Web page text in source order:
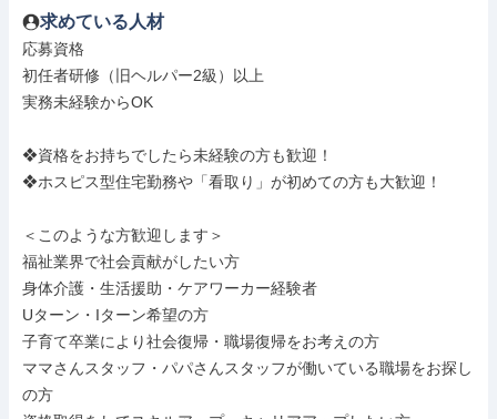
求めている人材
応募資格
初任者研修（旧ヘルパー2級）以上
実務未経験からOK
❖資格をお持ちでしたら未経験の方も歓迎！
❖ホスピス型住宅勤務や「看取り」が初めての方も大歓迎！
＜このような方歓迎します＞
福祉業界で社会貢献がしたい方
身体介護・生活援助・ケアワーカー経験者
Uターン・Iターン希望の方
子育て卒業により社会復帰・職場復帰をお考えの方
ママさんスタッフ・パパさんスタッフが働いている職場をお探し
の方